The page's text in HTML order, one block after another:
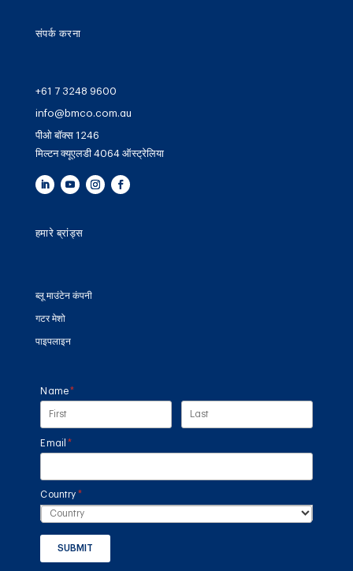
संपर्क करना
+61 7 3248 9600
info@bmco.com.au
पीओ बॉक्स 1246
मिल्टन क्यूएलडी 4064 ऑस्ट्रेलिया
हमारे ब्रांड्स
ब्लू माउंटेन कंपनी
गटर मेशो
पाइपलाइन
Name*
(required)
Email *
(required)
Country *(required)
SUBMIT